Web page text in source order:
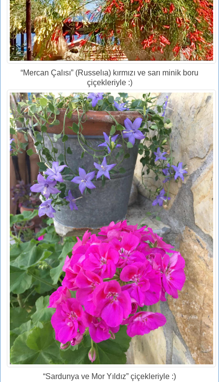
“Mercan Çalısı” (Russelıa) kırmızı ve sarı minik boru
çiçekleriyle :)
“Sardunya ve Mor Yıldız” çiçekleriyle :)